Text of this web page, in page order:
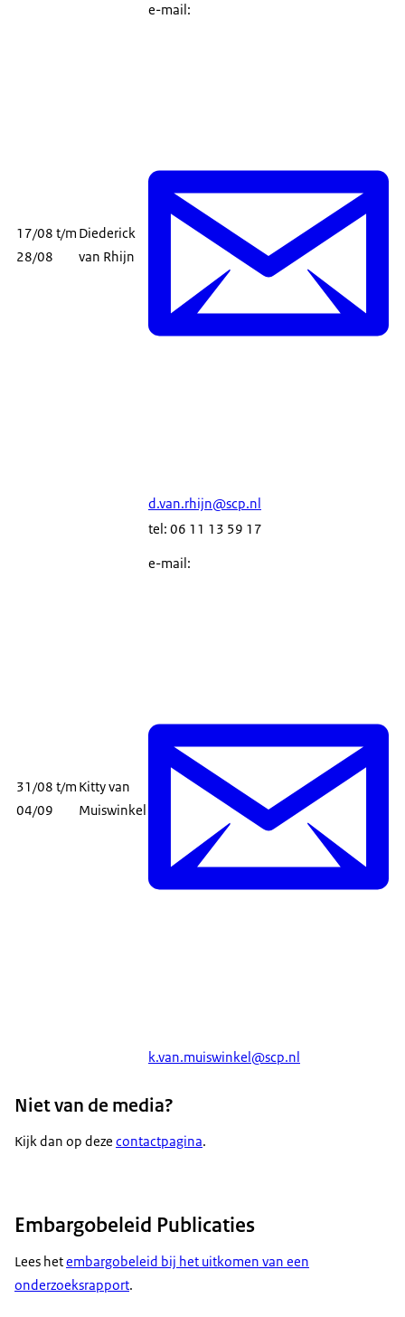
17/08 t/m
28/08
Diederick
van Rhijn
e-mail:
d.van.rhijn@scp.nl
31/08 t/m
04/09
Kitty van
Muiswinkel
tel: 06 11 13 59 17
e-mail:
k.van.muiswinkel@scp.nl
Niet van de media?
Kijk dan op deze contactpagina.
Embargobeleid Publicaties
Lees hetembargobeleid bij het uitkomen van een
onderzoeksrapport.